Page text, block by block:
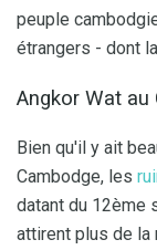
peuple
étrangers - dont
Angkor Wat au
Bien qu'il y ait
Cambodge, les
datant du 12ème
attirent plus de